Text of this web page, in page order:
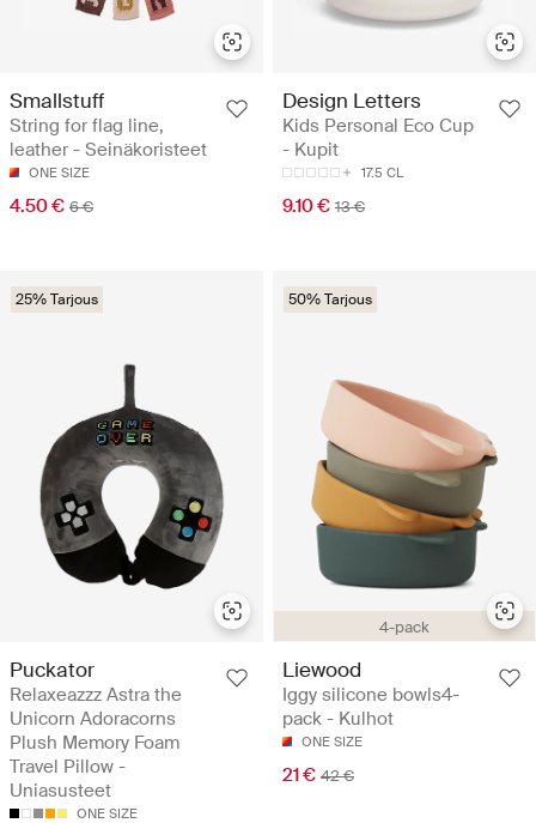
Smallstuff
String for flag line,
leather - Seinäkoristeet
ONE SIZE
4.50 € 6 €
Design Letters
Kids Personal Eco Cup
- Kupit
17.5 CL
9.10 € 13 €
25% Tarjous
Puckator
Relaxeazzz Astra the
Unicorn Adoracorns
Plush Memory Foam
Travel Pillow -
Uniasusteet
ONE SIZE
4-pack
50% Tarjous
Liewood
Iggy silicone bowls4-
pack - Kulhot
ONE SIZE
21 € 42 €